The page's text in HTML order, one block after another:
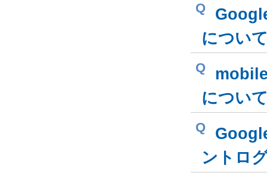
Q
につい
Q
につい
Q
ントロ